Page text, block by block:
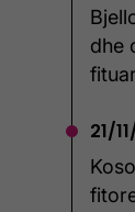
dhe
21/